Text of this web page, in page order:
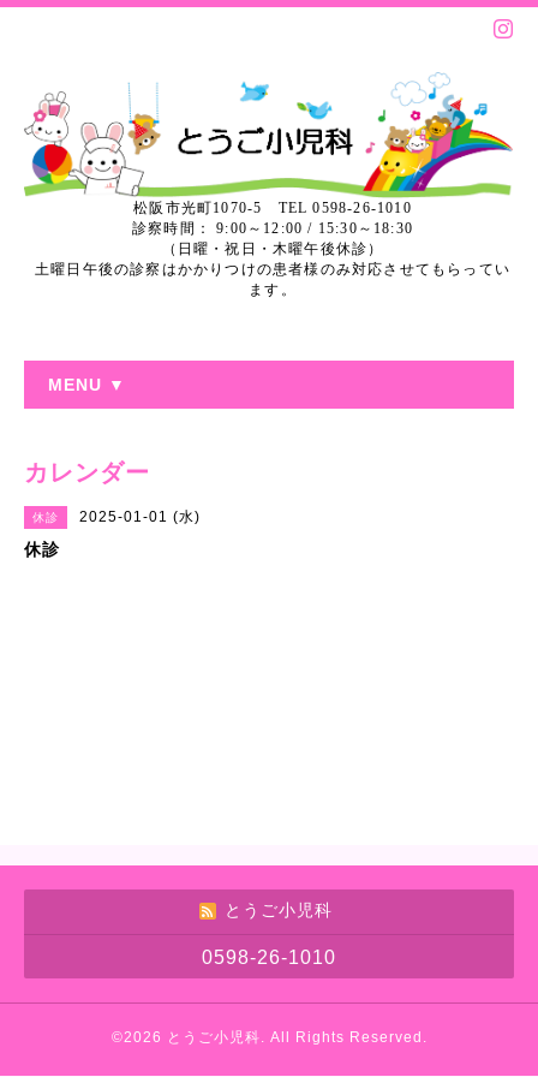
松阪市光町1070-5 TEL 0598-26-1010
診察時間： 9:00～12:00 / 15:30～18:30
（日曜・祝日・木曜午後休診）
土曜日午後の診察はかかりつけの患者様のみ対応させてもらってい
ます。
MENU ▼
カレンダー
休診 2025-01-01 (水)
休診
とうご小児科
0598-26-1010
©2026 とうご小児科 . All Rights Reserved.